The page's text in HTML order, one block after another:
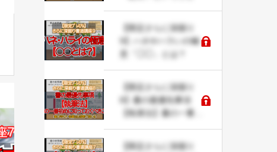
【限定さらに深掘り
9】ハネやハラいの極
意「◯◯」とは？
【限定さらに深掘り
8】書の最優先事項
【執筆法】書の一番初
と。筆の持ち方・執筆
【限定さらに深掘り